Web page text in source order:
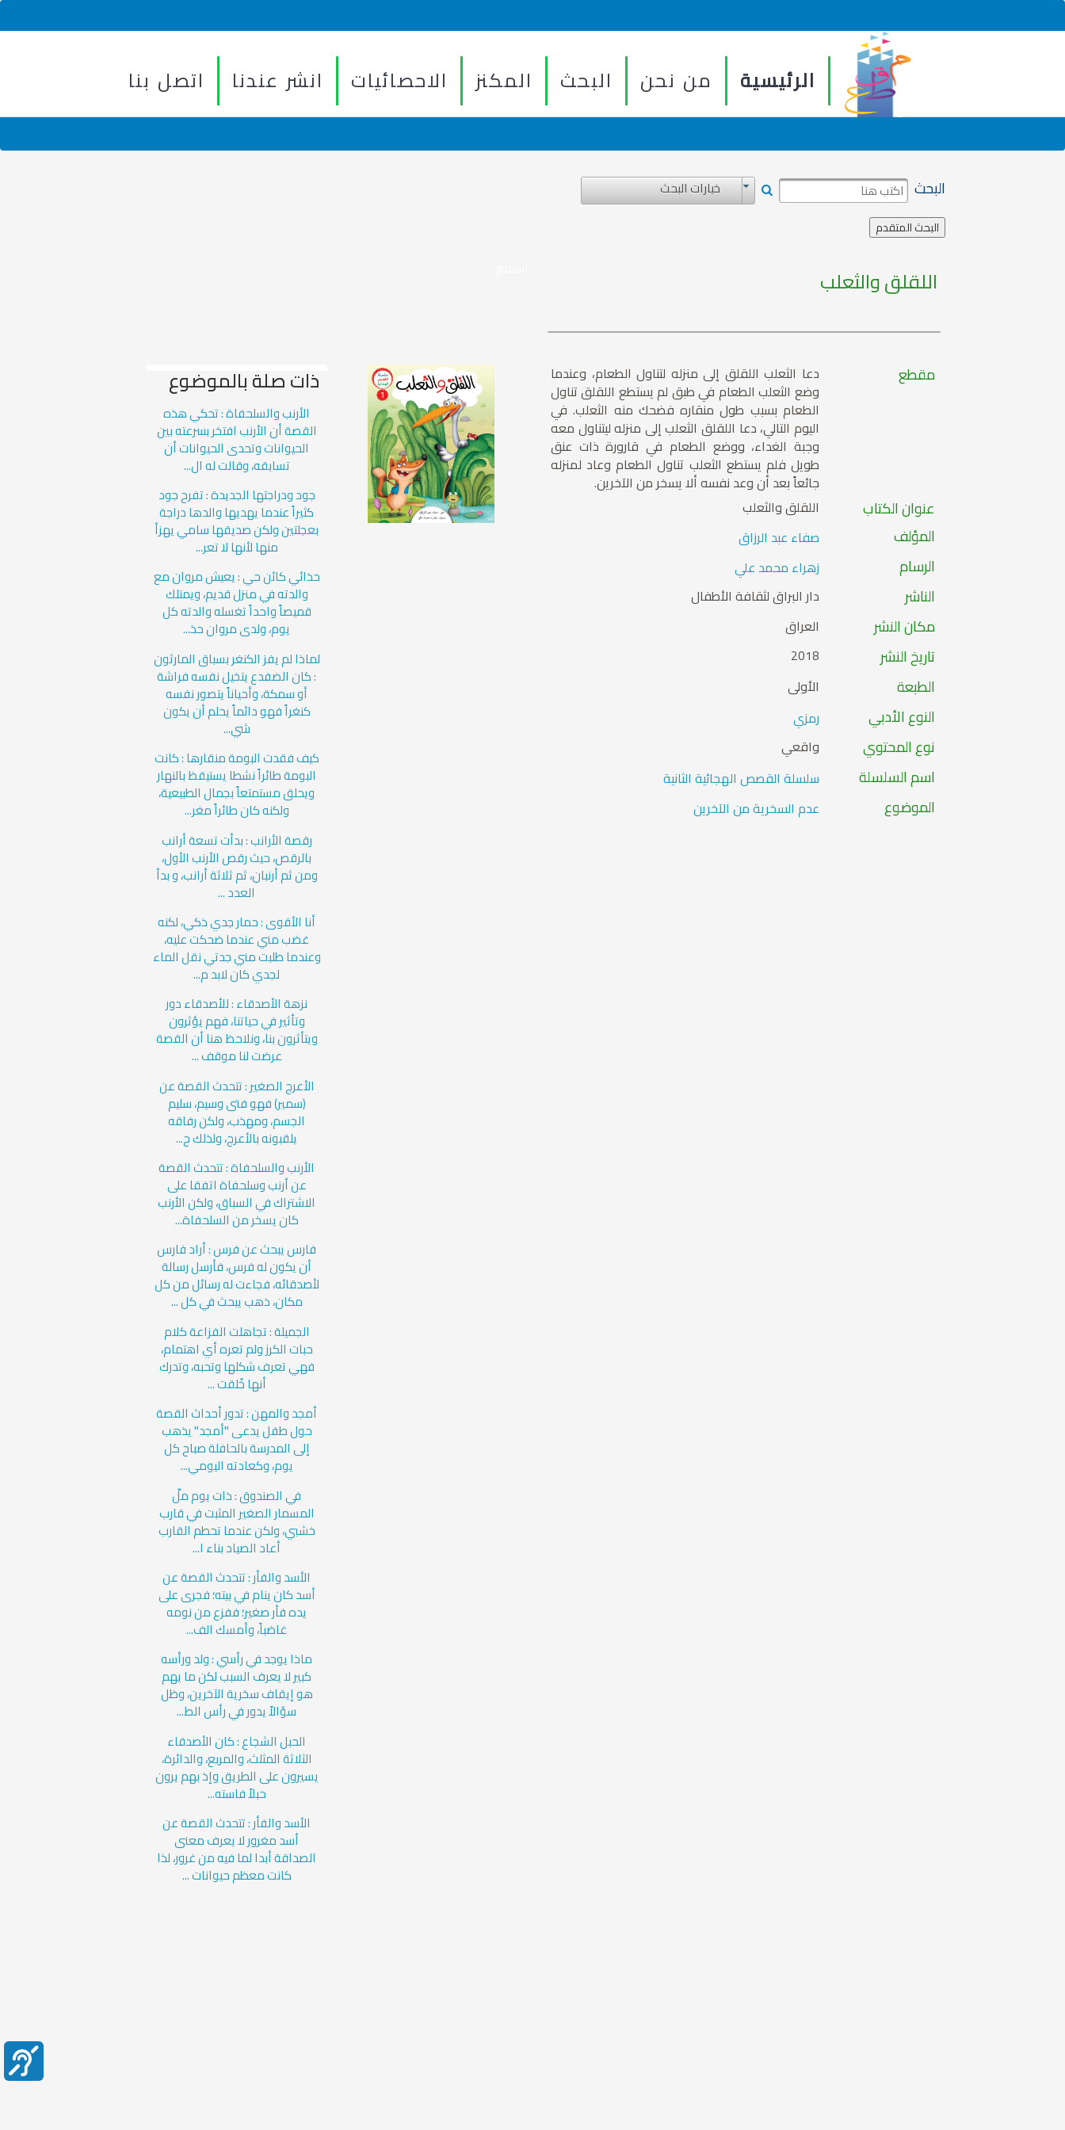
الرئيسية من نحن البحث المكنز الاحصائيات انشر عندنا اتصل بنا
البحث خيارات البحث
اللقلق والثعلب
مقطع دعا الثعلب اللقلق إلى منزله لتناول الطعام، وعندما
وضع الثعلب الطعام في طبق لم يستطع اللقلق تناول
الطعام بسبب طول منقاره فضحك منه الثعلب. في
اليوم التالي، دعا اللقلق الثعلب إلى منزله ليتناول معه
وجبة الغداء، ووضع الطعام في قارورة ذات عنق
طويل فلم يستطع الثعلب تناول الطعام وعاد لمنزله
جائعاً بعد أن وعد نفسه ألا يسخر من الآخرين.
عنوان الكتاب اللقلق والثعلب
المؤلف صفاء عبد الرزاق
الرسام زهراء محمد علي
الناشر دار البراق لثقافة الأطفال
مكان النشر العراق
تاريخ النشر 2018
الطبعة الأولى
النوع الأدبي رمزي
نوع المحتوي واقعي
اسم السلسلة سلسلة القصص الهجائية الثانية
الموضوع عدم السخرية من الآخرين
ذات صلة بالموضوع
الأرنب والسلحفاة : تحكي هذه
القصة أن الأرنب افتخر بسرعته بين
الحيوانات وتحدى الحيوانات أن
تسابقه، وقالت له ال...
جود ودراجتها الجديدة : تفرح جود
كثيراً عندما يهديها والدها دراجة
بعجلتين ولكن صديقها سامي يهزأ
منها لأنها لا تعر...
حذائي كائن حي : يعيش مروان مع
والدته في منزل قديم، ويمتلك
قميصاً واحداً تغسله والدته كل
يوم، ولدى مروان حذ...
لماذا لم يفز الكنغر بسباق المارثون
: كان الضفدع يتخيل نفسه فراشة
أو سمكة، وأحياناً يتصور نفسه
كنغراً فهو دائماً يحلم أن يكون
شي...
كيف فقدت البومة منقارها : كانت
البومة طائراً نشطا يستيقظ بالنهار
ويحلق مستمتعاً بجمال الطبيعية،
ولكنه كان طائراً مغر...
رقصة الأرانب : بدأت تسعة أرانب
بالرقص، حيث رقص الأرنب الأول،
ومن ثم أرنبان، ثم ثلاثة أرانب، و بدأ
العدد ...
أنا الأقوى : حمار جدي ذكي، لكنه
غضب مني عندما ضحكت عليه،
وعندما طلبت مني جدتي نقل الماء
لجدي كان لابد م...
نزهة الأصدقاء : للأصدقاء دور
وتأثير في حياتنا، فهم يؤثرون
ويتأثرون بنا، ونلاحظ هنا أن القصة
عرضت لنا موقف ...
الأعرج الصغير : تتحدث القصة عن
(سمير) فهو فتى وسيم، سليم
الجسم، ومهذب، ولكن رفاقه
يلقبونه بالأعرج، ولذلك ح...
الأرنب والسلحفاة : تتحدث القصة
عن أرنب وسلحفاة اتفقا على
الاشتراك في السباق، ولكن الأرنب
كان يسخر من السلحفاة...
فارس يبحث عن فرس : أراد فارس
أن يكون له فرس، فأرسل رسالة
لأصدقائه، فجاءت له رسائل من كل
مكان، ذهب يبحث في كل ...
الجميلة : تجاهلت الفزاعة كلام
حبات الكرز ولم تعره أي اهتمام،
فهي تعرف شكلها وتحبه، وتدرك
أنها خُلقت ...
أمجد والمهن : تدور أحداث القصة
حول طفل يدعى "أمجد" يذهب
إلى المدرسة بالحافلة صباح كل
يوم، وكعادته اليومي...
في الصندوق : ذات يوم ملَّ
المسمار الصغير المثبت في قارب
خشبي، ولكن عندما تحطم القارب
أعاد الصياد بناء ا...
الأسد والفأر : تتحدث القصة عن
أسد كان ينام في بيته؛ فجرى على
يده فأر صغير؛ ففزع من نومه
غاضباً، وأمسك الف...
ماذا يوجد في رأسي : ولد ورأسه
كبير لا يعرف السبب لكن ما يهم
هو إيقاف سخرية الآخرين، وظل
سؤالاً يدور في رأس الط...
الحبل الشجاع : كان الأصدقاء
الثلاثة المثلث، والمربع، والدائرة،
يسيرون على الطريق وإذ بهم يرون
حبلاً فاسته...
الأسد والفأر : تتحدث القصة عن
أسد مغرور لا يعرف معنى
الصداقة أبدا لما فيه من غرور، لذا
كانت معظم حيوانات ...